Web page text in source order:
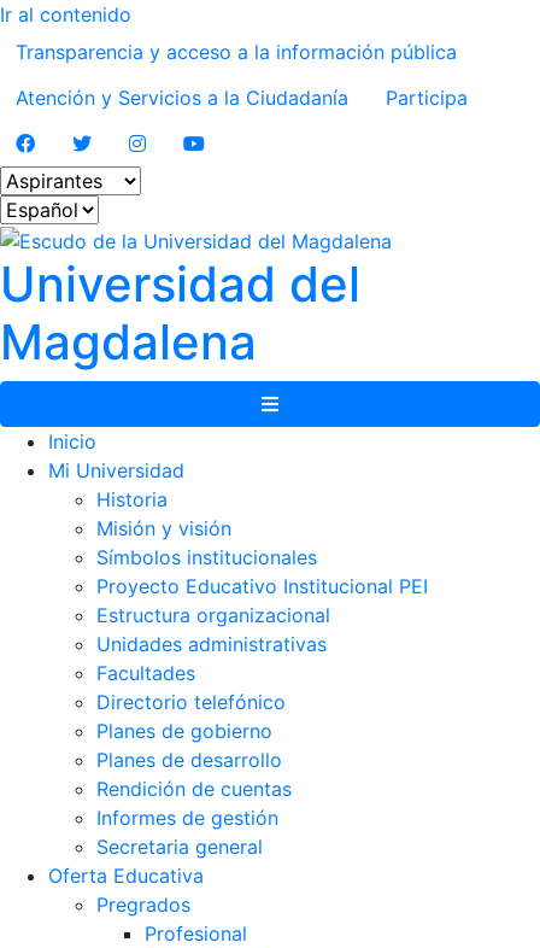
Ir al contenido
Transparencia y acceso a la información pública
Atención y Servicios a la Ciudadanía
Participa
FacebookTwitterInstagramYoutube
Seleccionar estamento
Seleccionar idioma
Universidad del
Magdalena
Menú de navegación
Inicio
Mi Universidad
Historia
Misión y visión
Símbolos institucionales
Proyecto Educativo Institucional PEI
Estructura organizacional
Unidades administrativas
Facultades
Directorio telefónico
Planes de gobierno
Planes de desarrollo
Rendición de cuentas
Informes de gestión
Secretaria general
Oferta Educativa
Pregrados
Profesional